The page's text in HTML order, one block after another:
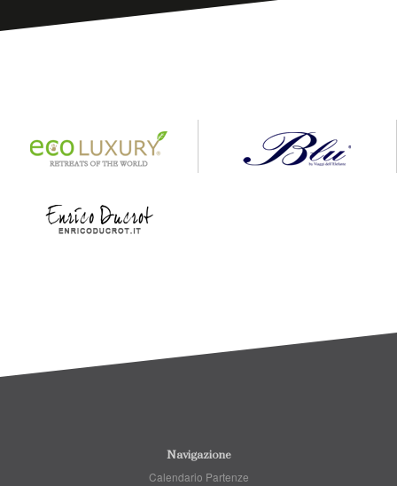
Navigazione
Calendario Partenze